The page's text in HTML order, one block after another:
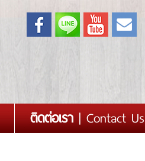
ติดต่อเรา| Contact Us